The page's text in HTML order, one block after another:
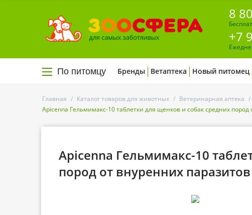
8
+7
По питомцу Бренды Ветаптека Новый питомец
Главная / Каталог товаров для животных / Ветеринарная аптека /
Apicenna Гельмимакс-10 таблетки для щенков и собак средних пород
Apicenna Гельмимакс-10
пород от внуренних